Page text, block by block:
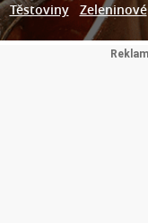
Těstoviny Zeleninové